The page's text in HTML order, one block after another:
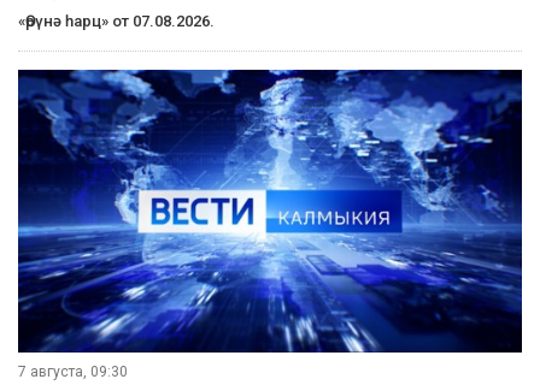
«Өрүнә һарц» от 07.08.2026.
7 августа, 09:30